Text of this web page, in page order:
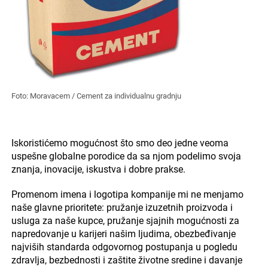
Foto: Moravacem / Cement za individualnu gradnju
Iskoristićemo mogućnost što smo deo jedne veoma
uspešne globalne porodice da sa njom podelimo svoja
znanja, inovacije, iskustva i dobre prakse.
Promenom imena i logotipa kompanije mi ne menjamo
naše glavne prioritete: pružanje izuzetnih proizvoda i
usluga za naše kupce, pružanje sjajnih mogućnosti za
napredovanje u karijeri našim ljudima, obezbeđivanje
najviših standarda odgovornog postupanja u pogledu
zdravlja, bezbednosti i zaštite životne sredine i davanje